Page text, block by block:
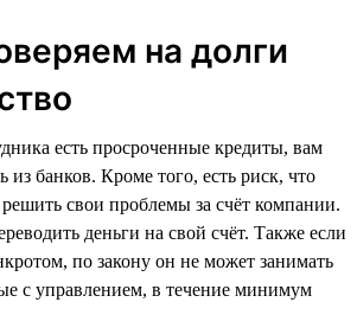
на долги
есть просроченные кредиты, вам
из банков. Кроме того, есть риск, что
свои проблемы за счёт компании.
деньги на свой счёт. Также если
по закону он не может занимать
с управлением, в течение минимум